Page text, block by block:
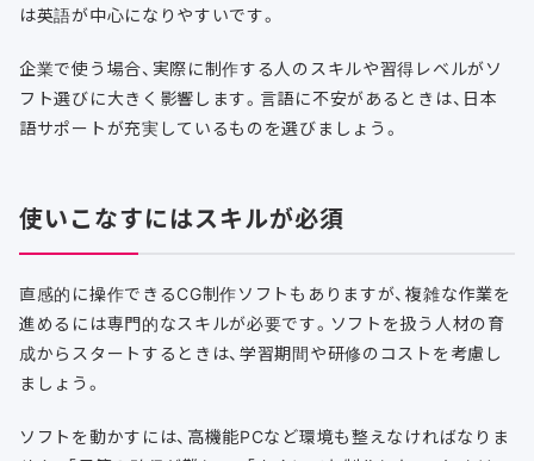
は英語が中心になりやすいです。
企業で使う場合、実際に制作する人のスキルや習得レベルがソ
フト選びに大きく影響します。言語に不安があるときは、日本
語サポートが充実しているものを選びましょう。
使いこなすにはスキルが必須
直感的に操作できるCG制作ソフトもありますが、複雑な作業を
進めるには専門的なスキルが必要です。ソフトを扱う人材の育
成からスタートするときは、学習期間や研修のコストを考慮し
ましょう。
ソフトを動かすには、高機能PCなど環境も整えなければなりま